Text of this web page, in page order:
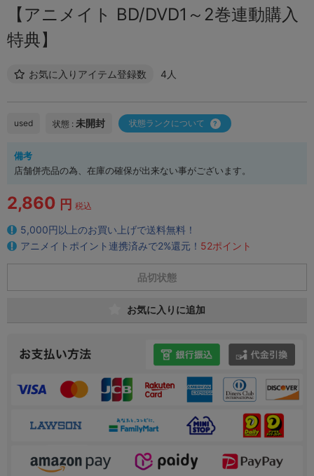
【アニメイト BD/DVD1～2巻連動購入
特典】
お気に入りアイテム登録数 4人
used 状態 : 未開封 状態ランクについて
備考
店舗併売品の為、在庫の確保が出来ない事がございます。
2,860 円 税込
5,000円以上のお買い上げで送料無料！
アニメイトポイント連携済みで2%還元！ 52ポイント
品切状態
お気に入りに追加